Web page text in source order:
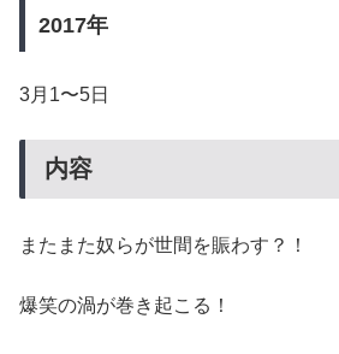
2017年
3月1〜5日
内容
またまた奴らが世間を賑わす？！
爆笑の渦が巻き起こる！